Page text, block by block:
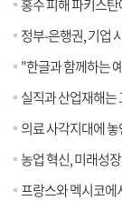
홍수 피해 파키스
정부-은행권, 기업
"한글과 함께하는
실직과 산업재해
의료 사각지대에 놓인
농업 혁신, 미래성
프랑스와 멕시코에